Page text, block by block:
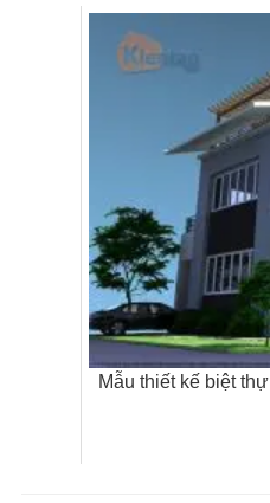
Mẫu thiết kế biệt